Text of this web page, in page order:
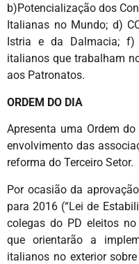
b)Potencialização dos
Italianas no Mundo; d)
Istria e da Dalmacia;
italianos que trabalham
aos Patronatos.
ORDEM DO DIA
Apresenta uma Ordem
envolvimento das
reforma do Terceiro Setor.
Por ocasião da
para 2016 (“Lei de
colegas do PD eleitos
que orientarão a
italianos no exterior